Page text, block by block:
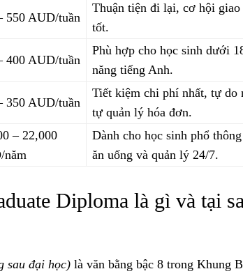
550 AUD/tuần
Thuận tiện đi lại, cơ hội
tốt.
400 AUD/tuần
Phù hợp cho học sinh dưới
năng tiếng Anh.
350 AUD/tuần
Tiết kiệm chi phí nhất, tự do
tự quản lý hóa đơn.
– 22,000
năm
Dành cho học sinh phổ
ăn uống và quản lý 24/7.
Diploma là gì và tại
sau đại học) là văn bằng bậc 8 trong Khung